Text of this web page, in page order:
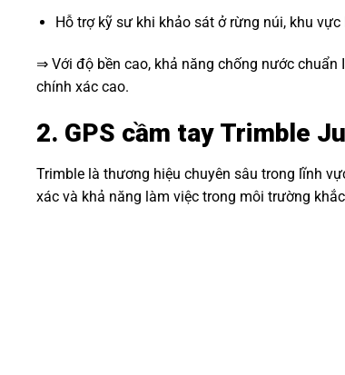
Hỗ trợ kỹ sư khi khảo sát ở rừng núi, khu
⇒ Với độ bền cao, khả năng chống nước chuẩn
chính xác cao.
2. GPS cầm tay Trimble
Trimble là thương hiệu chuyên sâu trong lĩnh
xác và khả năng làm việc trong môi trường